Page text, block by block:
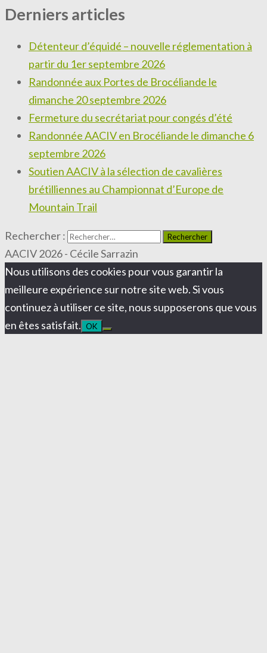
Derniers articles
Détenteur d’équidé – nouvelle réglementation à
partir du 1er septembre 2026
Randonnée aux Portes de Brocéliande le
dimanche 20 septembre 2026
Fermeture du secrétariat pour congés d’été
Randonnée AACIV en Brocéliande le dimanche 6
septembre 2026
Soutien AACIV à la sélection de cavalières
brétilliennes au Championnat d’Europe de
Mountain Trail
Rechercher :
AACIV 2026 - Cécile Sarrazin
Nous utilisons des cookies pour vous garantir la
meilleure expérience sur notre site web. Si vous
continuez à utiliser ce site, nous supposerons que vous
en êtes satisfait. OK